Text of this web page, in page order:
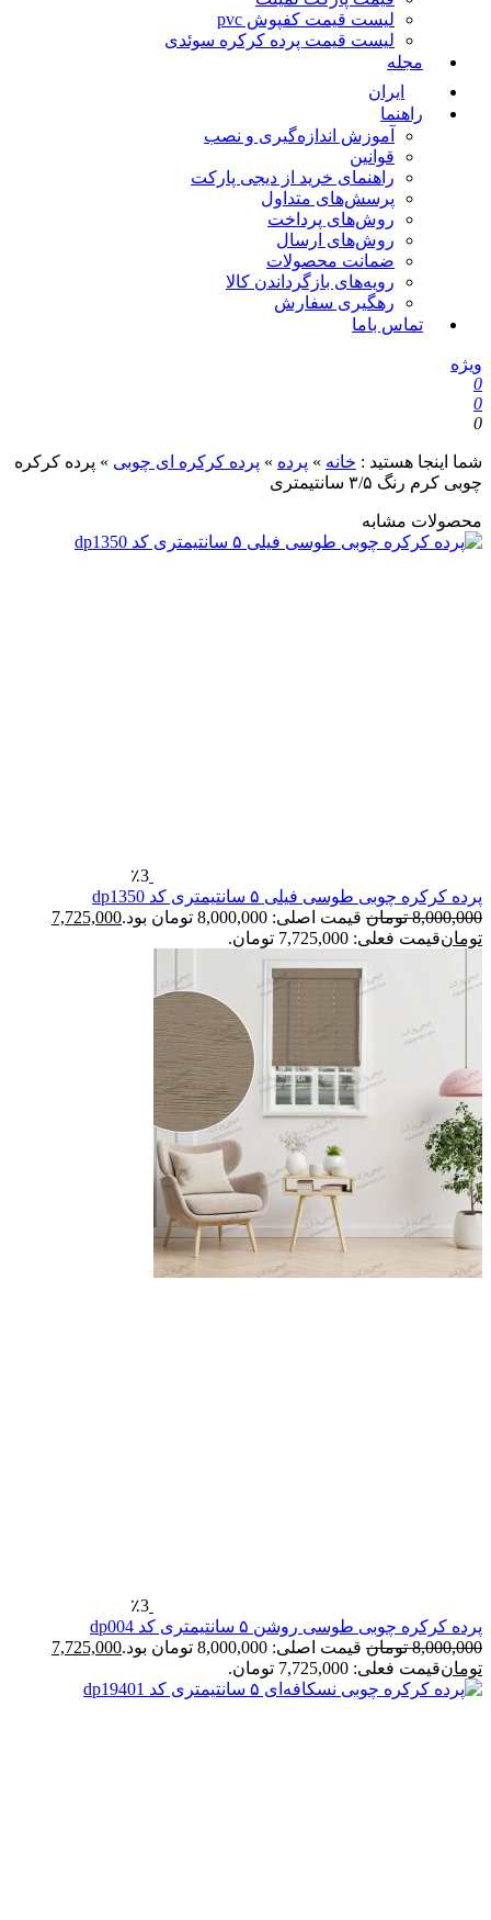
لیست قیمت کفپوش pvc
لیست قیمت پرده کرکره سوئدی
مجله
ایران
راهنما
آموزش اندازه‌گیری و نصب
قوانین
راهنمای خرید از دیجی پارکت
پرسش‌های متداول
روش‌های پرداخت
روش‌های ارسال
ضمانت محصولات
رویه‌های بازگرداندن کالا
رهگیری سفارش
تماس باما
ویژه
0
0
0
شما اینجا هستید : خانه » پرده » پرده کرکره ای چوبی » پرده کرکره
چوبی کرم رنگ ۳/۵ سانتیمتری
محصولات مشابه
٪3
پرده کرکره چوبی طوسی فیلی ۵ سانتیمتری کد dp1350
8,000,000 تومان قیمت اصلی: 8,000,000 تومان بود.
7,725,000
تومانقیمت فعلی: 7,725,000 تومان.
٪3
پرده کرکره چوبی طوسی روشن ۵ سانتیمتری کد dp004
8,000,000 تومان قیمت اصلی: 8,000,000 تومان بود.
7,725,000
تومانقیمت فعلی: 7,725,000 تومان.